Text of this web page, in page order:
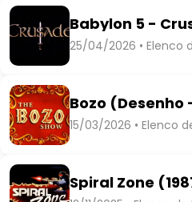
Babylon 5 -
25/04/2026 • Elenco
Bozo (Desenho
15/03/2026 • Elenco
Spiral Zone